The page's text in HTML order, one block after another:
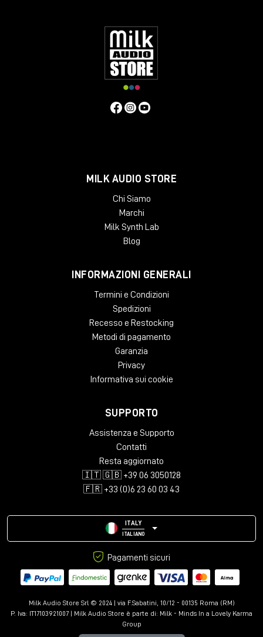
MILK AUDIO STORE
Chi Siamo
Marchi
Milk Synth Lab
Blog
INFORMAZIONI GENERALI
Termini e Condizioni
Spedizioni
Recesso e Restocking
Metodi di pagamento
Garanzia
Privacy
Informativa sui cookie
SUPPORTO
Assistenza e Supporto
Contatti
Resta aggiornato
🇮🇹 🇬🇧 +39 06 3050128
🇫🇷 +33 (0)6 23 60 03 43
ITALY
ITALIANO
Pagamenti sicuri
Milk Audio Store Srl © 2024 | via F.Sabatini, 10/12 - 00135 Roma (RM)
P. Iva: IT17103921007 | Milk Audio Store è parte di: Milk - Minds In a Lovely Karma
Group